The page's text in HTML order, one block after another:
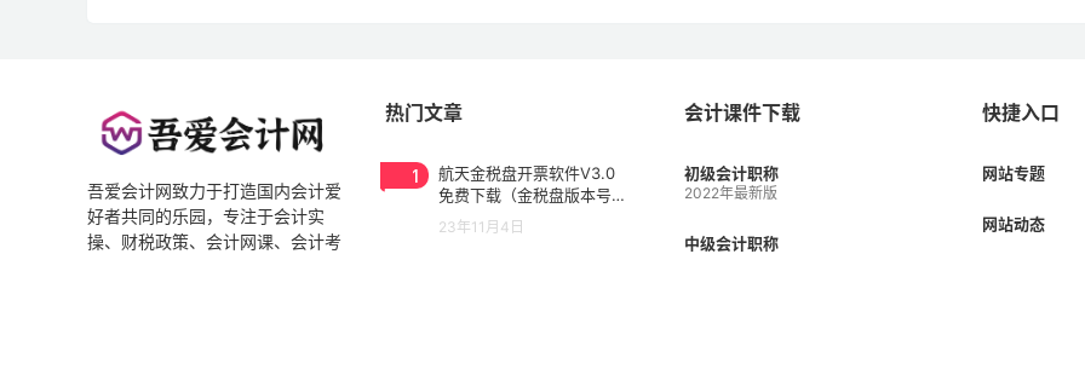
吾爱会计网致力于打造国内会计爱
好者共同的乐园，专注于会计实
操、财税政策、会计网课、会计考
热门文章
1
航天金税盘开票软件V3.0
免费下载（金税盘版本号V
3.0.20230531）
23年11月4日
会计课件下载
初级会计职称
2022年最新版
中级会计职称
快捷入口
网站专题
网站动态